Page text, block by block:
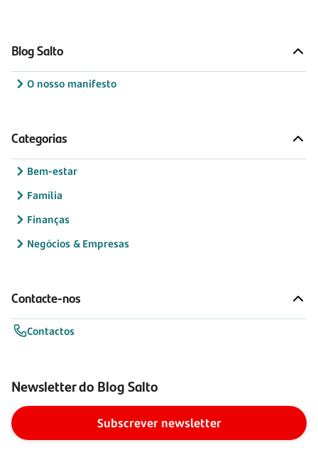
Blog Salto
O nosso manifesto
Categorias
Bem-estar
Família
Finanças
Negócios & Empresas
Contacte-nos
Contactos
Newsletter do Blog Salto
Subscrever newsletter